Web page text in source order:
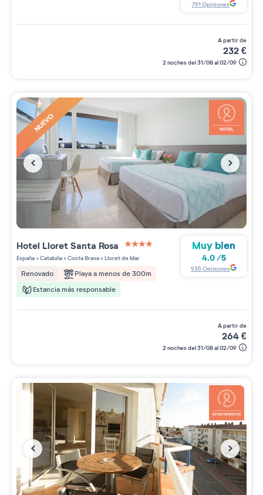
791 Opiniones
a partir de
232€
2 noches del 31/08 al 02/09
NUEVO
Hotel Lloret Santa Rosa
4 étoiles sur 5
España>Cataluña>Costa Brava>Lloret de Mar
Renovado
Playa a menos de 300m
Estancia más responsable
Muy bien
4.0/5
935Opiniones
a partir de
264€
2 noches del 31/08 al 02/09